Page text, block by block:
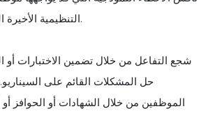
التنظيمية الأخيرة التي تؤثر على منطقتك.
شجع التفاعل من خلال تضمين الاختبارات أو
حل المشكلات القائم على
الموظفين من خلال الشهادات أو الحوافز أو